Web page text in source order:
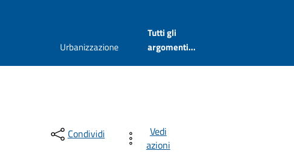
Urbanizzazione
Tutti gli
argomenti...
Condividi
Vedi
azioni